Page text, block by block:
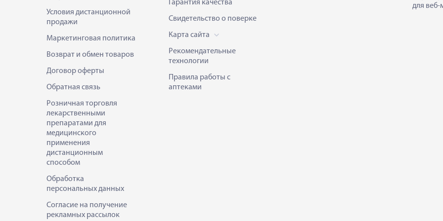
Условия дистанционной
продажи
Маркетинговая политика
Возврат и обмен товаров
Договор оферты
Обратная связь
Розничная торговля
лекарственными
препаратами для
медицинского
применения
дистанционным
способом
Обработка
персональных данных
Согласие на получение
рекламных рассылок
Гарантия качества
Свидетельство о поверке
Карта сайта
Рекомендательные
технологии
Правила работы с
аптеками
для веб-